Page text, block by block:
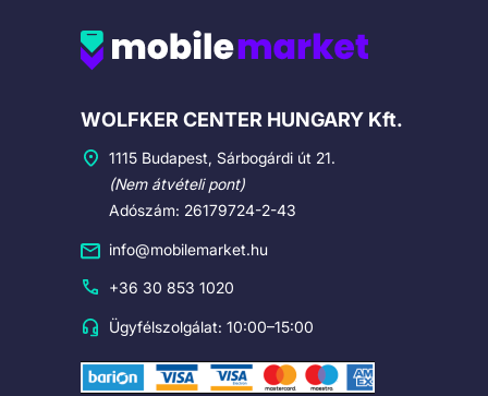
Cégadatok
WOLFKER CENTER HUNGARY Kft.
1115 Budapest, Sárbogárdi út 21.
(Nem átvételi pont)
Adószám: 26179724-2-43
info@mobilemarket.hu
+36 30 853 1020
Ügyfélszolgálat: 10:00–15:00